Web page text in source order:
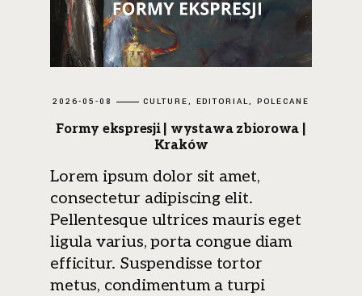
2026-05-08 CULTURE EDITORIAL POLECANE
Formy ekspresji | wystawa zbiorowa |
Kraków
Lorem ipsum dolor sit amet,
consectetur adipiscing elit.
Pellentesque ultrices mauris eget
ligula varius, porta congue diam
efficitur. Suspendisse tortor
metus, condimentum a turpi